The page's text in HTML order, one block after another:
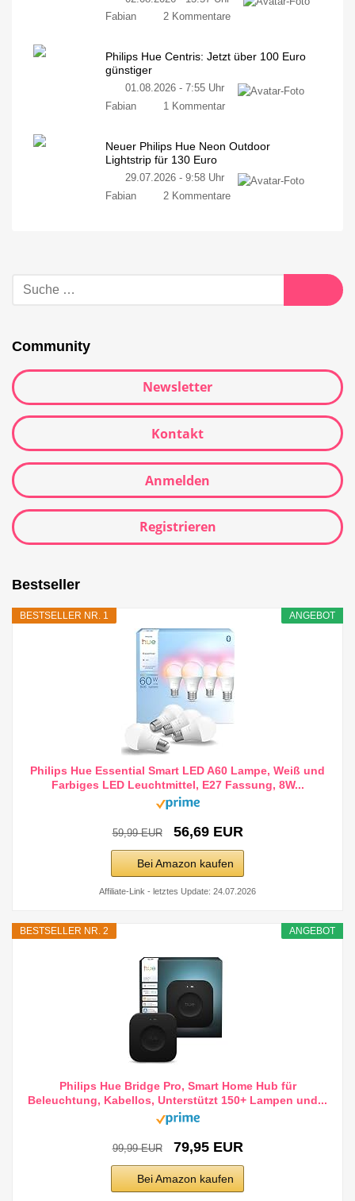
Fabian
2 Kommentare
Philips Hue Centris: Jetzt über 100 Euro
günstiger
01.08.2026 - 7:55 Uhr
Fabian
1 Kommentar
Neuer Philips Hue Neon Outdoor
Lightstrip für 130 Euro
29.07.2026 - 9:58 Uhr
Fabian
2 Kommentare
Community
Newsletter
Kontakt
Anmelden
Registrieren
Bestseller
ANGEBOT
BESTSELLER NR. 1
Philips Hue Essential Smart LED A60 Lampe, Weiß und
Farbiges LED Leuchtmittel, E27 Fassung, 8W...
59,99 EUR 56,69 EUR
Bei Amazon kaufen
Affiliate-Link - letztes Update: 24.07.2026
ANGEBOT
BESTSELLER NR. 2
Philips Hue Bridge Pro, Smart Home Hub für
Beleuchtung, Kabellos, Unterstützt 150+ Lampen und...
99,99 EUR 79,95 EUR
Bei Amazon kaufen